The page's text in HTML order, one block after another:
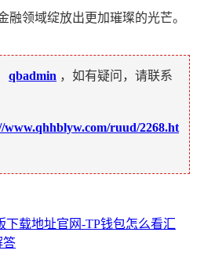
融领域绽放出更加璀璨的光芒。
qbadmin ，如有疑问，请联系
www.qhhblyw.com/ruud/2268.ht
下载地址官网-TP钱包怎么看汇
答